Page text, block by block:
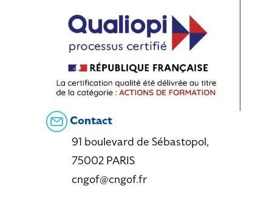
Contact
91 boulevard de Sébastopol,
75002 PARIS
cngof@cngof.fr